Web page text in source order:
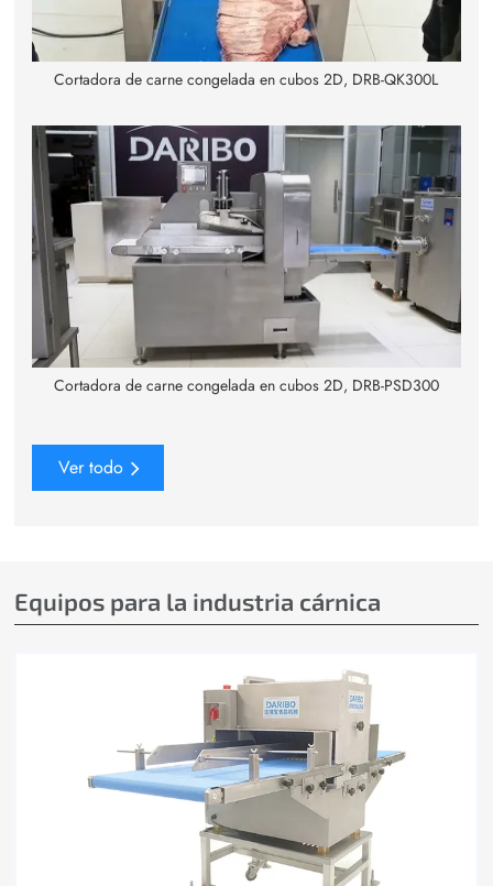
Cortadora de carne congelada en cubos 2D, DRB-QK300L
Cortadora de carne congelada en cubos 2D, DRB-PSD300
Ver todo
Equipos para la industria cárnica